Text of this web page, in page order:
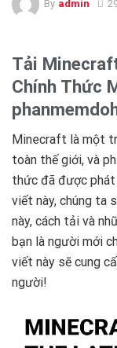
By admin
Tải
Chính Thức
Minecraft là một
toàn thế giới, và
thức đã được phát
viết này, chúng ta
này, cách tải và
bạn là người mới
viết này sẽ cung
người!